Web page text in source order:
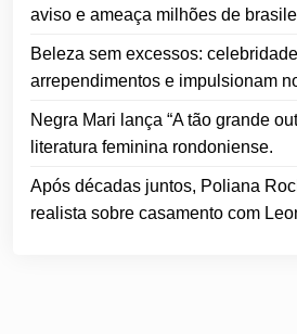
aviso e ameaça milhões de
Beleza sem excessos:
arrependimentos e impulsionam
Negra Mari lança “A tão grande
literatura feminina rondoniense.
Após décadas juntos, Poliana
realista sobre casamento com